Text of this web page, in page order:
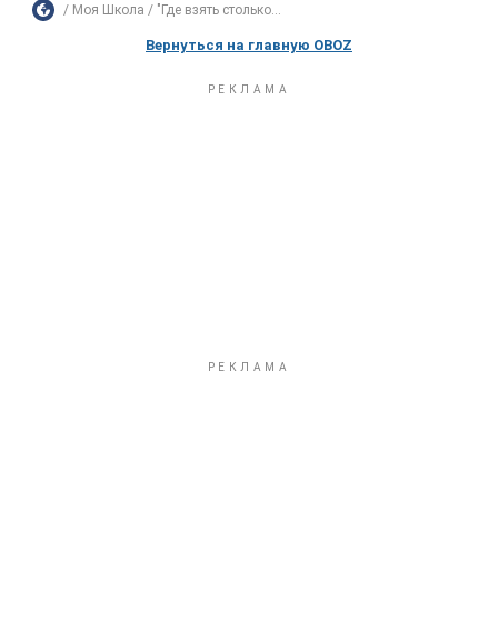
Моя Школа "Где взять столько...
Вернуться на главную OBOZ